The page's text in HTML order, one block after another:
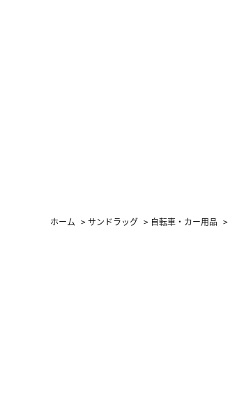
ホーム >サンドラッグ > 自転車・カー用品 >